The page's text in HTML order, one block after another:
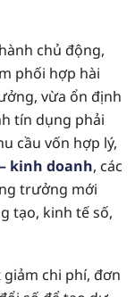
chủ động,
phối hợp hài
vừa ổn định
tín dụng phải
cầu vốn hợp lý,
kinh doanh, các
trưởng mới
tạo, kinh tế số,
chi phí, đơn